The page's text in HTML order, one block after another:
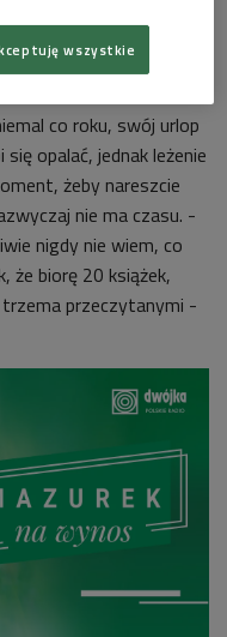
co roku, swój urlop
opalać, jednak leżenie
żeby nareszcie
nie ma czasu. -
nigdy nie wiem, co
że biorę 20 książek,
trzema przeczytanymi -
wszystkie